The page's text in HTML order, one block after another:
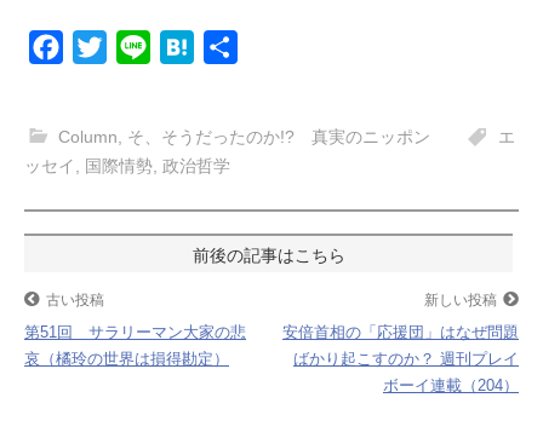
e
o
t
e
e
a
Column そ、そうだったのか!? 真実のニッポン
エ
ッセイ
国際情勢 政治哲学
稿
ナ
古い投稿
第51回 サラリーマン大家の悲
哀（橘玲の世界は損得勘定）
新しい投稿
安倍首相の「応援団」はなぜ問題
ばかり起こすのか？ 週刊プレイ
ボーイ連載（204）